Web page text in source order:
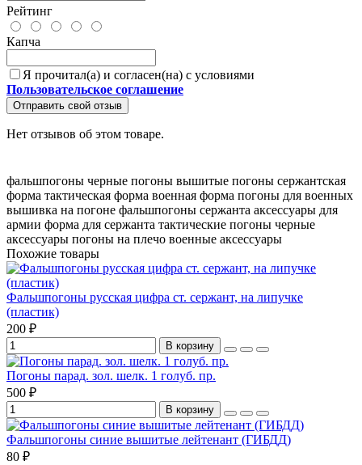
Рейтинг
Капча
Я прочитал(а) и согласен(на) с условиями
Пользовательское соглашение
Отправить свой отзыв
Нет отзывов об этом товаре.
фальшпогоны черные погоны вышитые погоны сержантская
форма тактическая форма военная форма погоны для военных
вышивка на погоне фальшпогоны сержанта аксессуары для
армии форма для сержанта тактические погоны черные
аксессуары погоны на плечо военные аксессуары
Похожие товары
Фальшпогоны русская цифра ст. сержант, на липучке
(пластик)
200 ₽
В корзину
Погоны парад. зол. шелк. 1 голуб. пр.
500 ₽
В корзину
Фальшпогоны синие вышитые лейтенант (ГИБДД)
80 ₽